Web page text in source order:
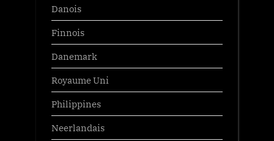
Danois
Finnois
Danemark
Royaume Uni
Philippines
Neerlandais